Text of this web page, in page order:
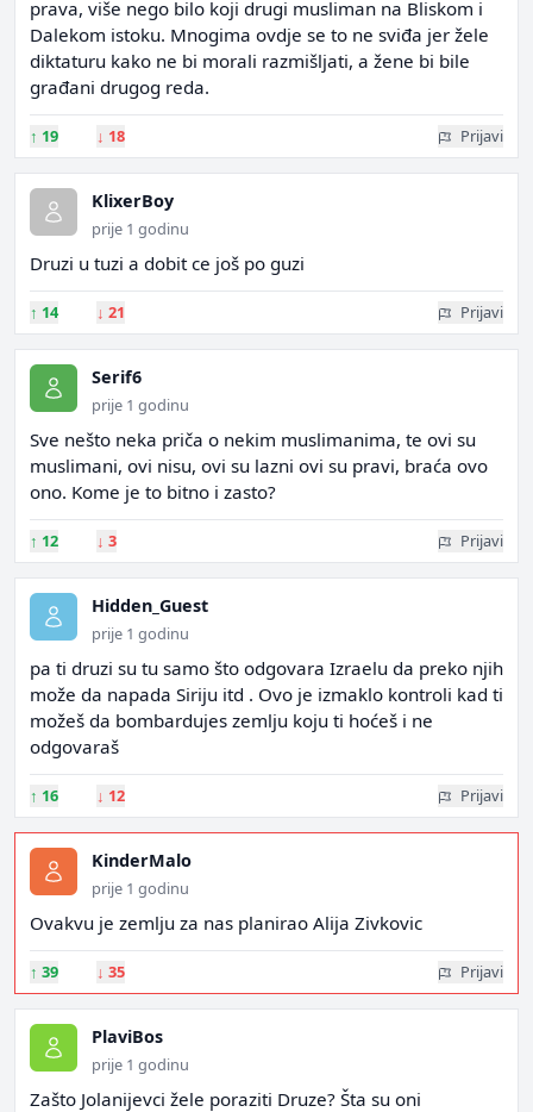
prava, više nego bilo koji drugi musliman na Bliskom i
Dalekom istoku. Mnogima ovdje se to ne sviđa jer žele
diktaturu kako ne bi morali razmišljati, a žene bi bile
građani drugog reda.
↑ 19 ↓ 18 Prijavi
KlixerBoy
prije 1 godinu
Druzi u tuzi a dobit ce još po guzi
↑ 14 ↓ 21 Prijavi
Serif6
prije 1 godinu
Sve nešto neka priča o nekim muslimanima, te ovi su
muslimani, ovi nisu, ovi su lazni ovi su pravi, braća ovo
ono. Kome je to bitno i zasto?
↑ 12 ↓ 3 Prijavi
Hidden_Guest
prije 1 godinu
pa ti druzi su tu samo što odgovara Izraelu da preko njih
može da napada Siriju itd . Ovo je izmaklo kontroli kad ti
možeš da bombardujes zemlju koju ti hoćeš i ne
odgovaraš
↑ 16 ↓ 12 Prijavi
KinderMalo
prije 1 godinu
Ovakvu je zemlju za nas planirao Alija Zivkovic
↑ 39 ↓ 35 Prijavi
PlaviBos
prije 1 godinu
Zašto Jolanijevci žele poraziti Druze? Šta su oni